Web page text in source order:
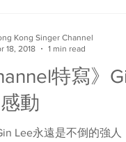
特寫》
動
Lee永遠是不倒的強
Kong Singer Channel
18, 2018
1 min read